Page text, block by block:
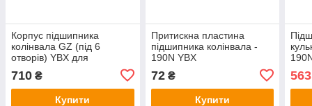
Корпус підшипника
колінвала GZ (під 6
отворів) YBX для
дизельного двигуна 195N
710 ₴
Купити
Притискна пластина
підшипника колінвала -
190N YBX
72₴
Купити
563